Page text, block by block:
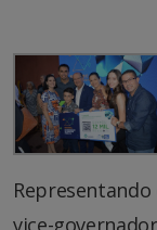
vice-